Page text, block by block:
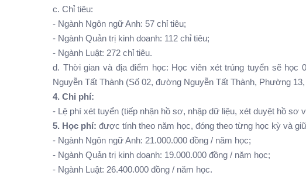
c. Chỉ tiêu:
- Ngành Ngôn ngữ Anh: 57 chỉ tiêu;
- Ngành Quản trị kinh doanh: 112 chỉ tiêu;
- Ngành Luật: 272 chỉ tiêu.
d. Thời gian và địa điểm học: Học viên xét trúng tuyển sẽ
Nguyễn Tất Thành (Số 02, đường Nguyễn Tất Thành, Phường
4. Chi phí:
- Lệ phí xét tuyển (tiếp nhận hồ sơ, nhập dữ liệu, xét duyệt hồ sơ
5. Học phí: được tính theo năm học, đóng theo từng học kỳ và
- Ngành Ngôn ngữ Anh: 21.000.000 đồng / năm học;
- Ngành Quản trị kinh doanh: 19.000.000 đồng / năm học;
- Ngành Luật: 26.400.000 đồng / năm học.